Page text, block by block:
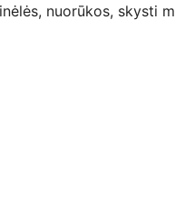
nuorūkos, skysti